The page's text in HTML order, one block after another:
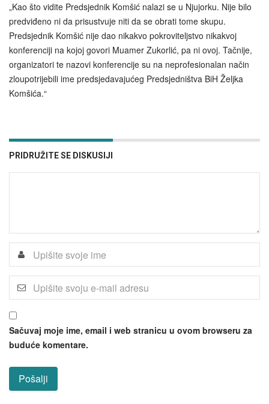
„Kao što vidite Predsjednik Komšić nalazi se u Njujorku. Nije bilo
predviđeno ni da prisustvuje niti da se obrati tome skupu.
Predsjednik Komšić nije dao nikakvo pokroviteljstvo nikakvoj
konferenciji na kojoj govori Muamer Zukorlić, pa ni ovoj. Tačnije,
organizatori te nazovi konferencije su na neprofesionalan način
zloupotrijebili ime predsjedavajućeg Predsjedništva BiH Željka
Komšića.“
PRIDRUŽITE SE DISKUSIJI
Sačuvaj moje ime, email i web stranicu u ovom browseru za
buduće komentare.